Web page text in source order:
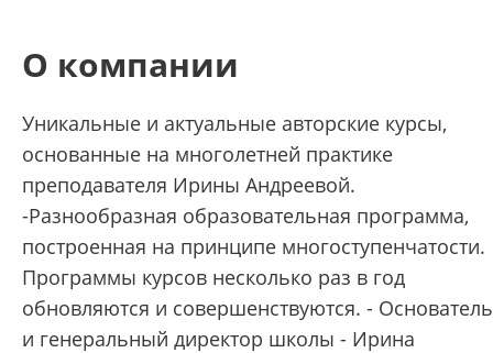
О компании
Уникальные и актуальные авторские курсы,
основанные на многолетней практике
преподавателя Ирины Андреевой.
-Разнообразная образовательная программа,
построенная на принципе многоступенчатости.
Программы курсов несколько раз в год
обновляются и совершенствуются. - Основатель
и генеральный директор школы - Ирина